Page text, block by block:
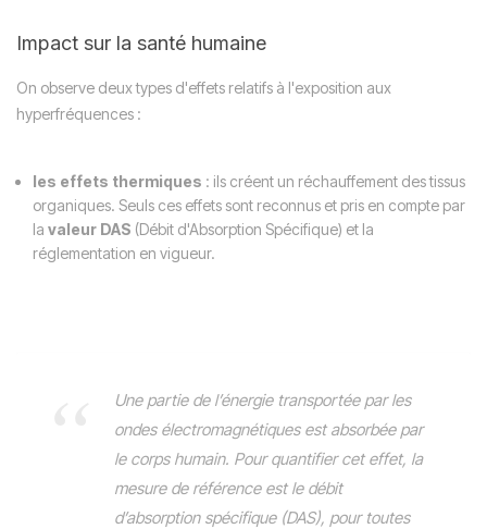
Impact sur la santé humaine
On observe deux types d'effets relatifs à l'exposition aux
hyperfréquences :
les effets thermiques : ils créent un réchauffement des tissus
organiques. Seuls ces effets sont reconnus et pris en compte par
la valeur DAS (Débit d'Absorption Spécifique) et la
réglementation en vigueur.
Une partie de l’énergie transportée par les
ondes électromagnétiques est absorbée par
le corps humain. Pour quantifier cet effet, la
mesure de référence est le débit
d’absorption spécifique (DAS), pour toutes